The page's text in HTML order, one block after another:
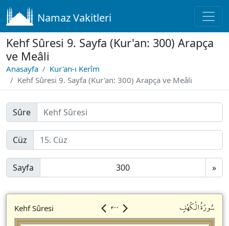
Namaz Vakitleri
Kehf Sûresi 9. Sayfa (Kur'an: 300) Arapça
ve Meâli
Anasayfa
Kur'an-ı Kerîm
Kehf Sûresi 9. Sayfa (Kur'an: 300) Arapça ve Meâli
Sûre
Cüz
Sayfa »
Kehf Sûresi ٣٠٠ سُورَةُالْكَهْفِ